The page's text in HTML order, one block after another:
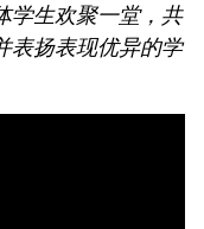
学生欢聚一堂，共
表扬表现优异的学